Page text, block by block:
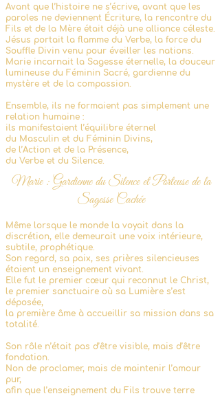
Avant que l’histoire ne s’écrive, avant que les
paroles ne deviennent Écriture, la rencontre du
Fils et de la Mère était déjà une alliance céleste.
Jésus portait la flamme du Verbe, la force du
Souffle Divin venu pour éveiller les nations.
Marie incarnait la Sagesse éternelle, la douceur
lumineuse du Féminin Sacré, gardienne du
mystère et de la compassion.
Ensemble, ils ne formaient pas simplement une
relation humaine :
ils manifestaient l’équilibre éternel
du Masculin et du Féminin Divins,
de l’Action et de la Présence,
du Verbe et du Silence.
Marie : Gardienne du Silenceet Porteuse de la
Sagesse Cachée
Même lorsque le monde la voyait dans la
discrétion, elle demeurait une voix intérieure,
subtile, prophétique.
Son regard, sa paix, ses prières silencieuses
étaient un enseignement vivant.
Elle fut le premier cœur qui reconnut le Christ,
le premier sanctuaire où sa Lumière s’est
déposée,
la première âme à accueillir sa mission dans sa
totalité.
Son rôle n’était pas d’être visible, mais d’être
fondation.
Non de proclamer, mais de maintenir l’amour
pur,
afin que l’enseignement du Fils trouve terre